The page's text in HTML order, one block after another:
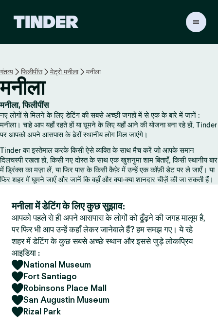
r
गंतव्य फिलीपींस मेट्रो मनीला मनीला
मनीला
मनीला, फिलीपींस
नए लोगों से मिलने के लिए डेटिंग की सबसे अच्छी जगहों में से एक के बारे में जानें :
मनीला। चाहे आप यहाँ रहते हों या घूमने के लिए यहाँ आने की योजना बना रहे हों, Tinder
पर आपको अपने आसपास के ढेरों स्थानीय लोग मिल जाएंगे।
Tinder का इस्तेमाल करके किसी ऐसे व्यक्ति के साथ मैच करें जो आपके समान
दिलचस्पी रखता हो, किसी नए दोस्त के साथ एक खुशनुमा शाम बिताएँ, किसी स्थानीय बार
में ड्रिंक्स का मज़ा लें, या फिर पास के किसी कैफ़े में उन्हें एक कॉफ़ी डेट पर ले जाएँ। या
फिर शहर में घूमने जाएँ और जानें कि वहाँ और क्या-क्या शानदार चीज़ें की जा सकती हैं।
मनीला में डेटिंग के लिए कुछ सुझाव:
आपको पहले से ही अपने आसपास के लोगों को ढूँढ़ने की जगह मालूम है,
पर फिर भी आप उन्हें कहाँ लेकर जानेवाले हैं? हम समझ गए। ये रहे
शहर में डेटिंग के कुछ सबसे अच्छे स्थान और इससे जुड़े लोकप्रिय
आइडिया :
National Museum
Fort Santiago
Robinsons Place Mall
San Augustin Museum
Rizal Park